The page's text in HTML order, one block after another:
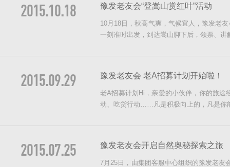
2015.10.18 豫发老友会“登嵩山赏红叶”活动
10月18日，秋高气爽，气候宜人，豫发老
一刻准时出发，到达嵩山脚下后，领票、
2015.09.29 豫发老友会 老A招募计划开始啦！
老A招募计划Hi，亲爱的小伙伴，你的旅途
动、吃货行动……凡是积极向上的，凡是你
2015.07.25 豫发老友会开启自然奥秘探索之旅
7月25日，由集团客服中心组织的豫发老友